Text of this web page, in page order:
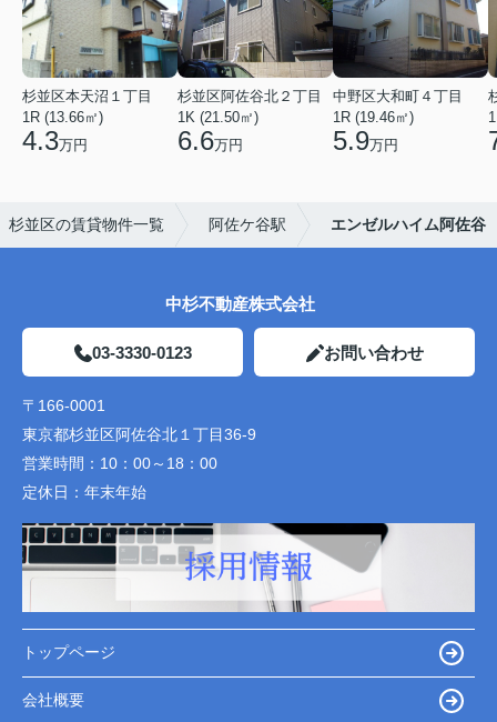
杉並区本天沼１丁目
1R (13.66㎡)
4.3万円
杉並区阿佐谷北２丁目
1K (21.50㎡)
6.6万円
中野区大和町４丁目
1R (19.46㎡)
5.9万円
杉並区の賃貸物件一覧 阿佐ケ谷駅 エンゼルハイム阿佐谷
中杉不動産株式会社
03-3330-0123 お問い合わせ
〒166-0001
東京都杉並区阿佐谷北１丁目36-9
営業時間： 10：00～18：00
定休日： 年末年始
トップページ
会社概要